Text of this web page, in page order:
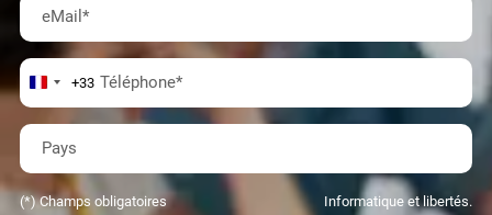
eMail*
Téléphone *
+33
Pays
(*) Champs obligatoires Informatique et libertés.